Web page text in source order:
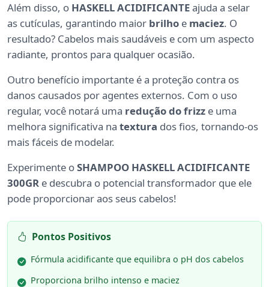
Além disso, o HASKELL ACIDIFICANTEajuda a selar
as cutículas, garantindo maior brilho e maciez. O
resultado? Cabelos mais saudáveis e com um aspecto
radiante, prontos para qualquer ocasião.
Outro benefício importante é a proteção contra os
danos causados por agentes externos. Com o uso
regular, você notará uma redução do frizz e uma
melhora significativa na textura dos fios, tornando-os
mais fáceis de modelar.
Experimente oSHAMPOO HASKELL ACIDIFICANTE
300GR e descubra o potencial transformador que ele
pode proporcionar aos seus cabelos!
Pontos Positivos
Fórmula acidificante que equilibra o pH dos cabelos
Proporciona brilho intenso e maciez